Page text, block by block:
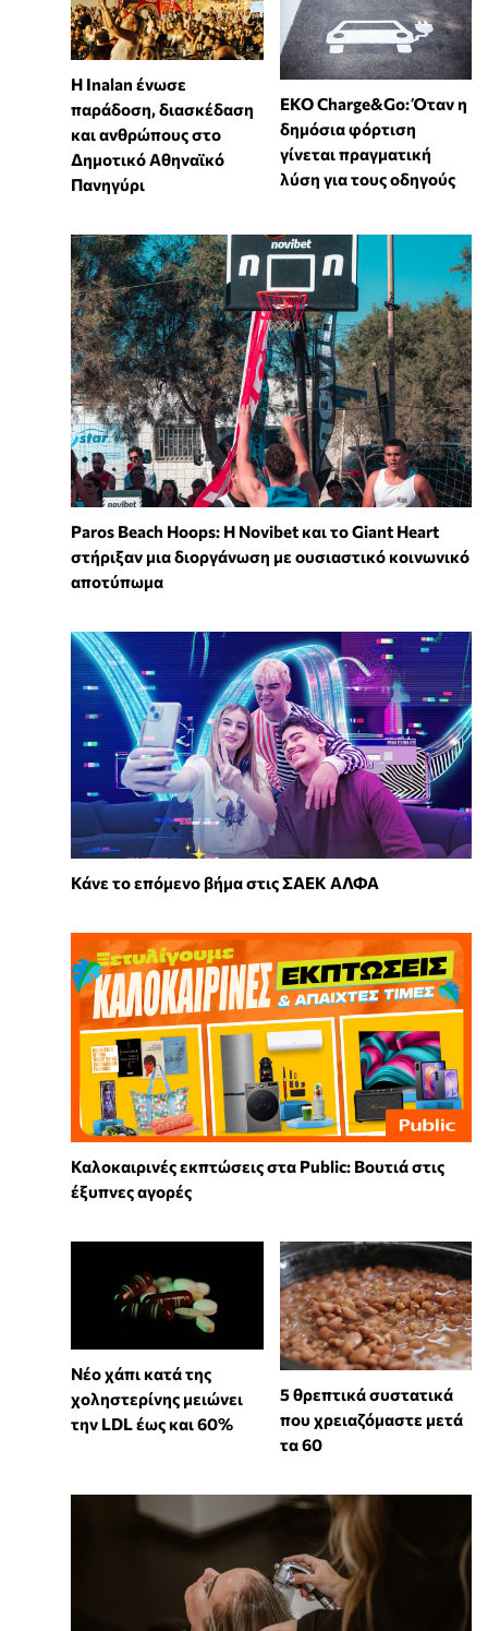
Η Inalan ένωσε
παράδοση, διασκέδαση
και ανθρώπους στο
Δημοτικό Αθηναϊκό
Πανηγύρι
EKO Charge&Go: Όταν η
δημόσια φόρτιση
γίνεται πραγματική
λύση για τους οδηγούς
Paros Beach Hoops: Η Novibet και το Giant Heart
στήριξαν μια διοργάνωση με ουσιαστικό κοινωνικό
αποτύπωμα
Κάνε το επόμενο βήμα στις ΣΑΕΚ ΑΛΦΑ
Καλοκαιρινές εκπτώσεις στα Public: Βουτιά στις
έξυπνες αγορές
Νέο χάπι κατά της
χοληστερίνης μειώνει
την LDL έως και 60%
5 θρεπτικά συστατικά
που χρειαζόμαστε μετά
τα 60